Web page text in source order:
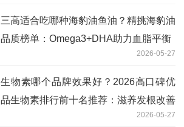
三高适合吃哪种海豹油鱼油？精挑海豹油
品质榜单：Omega3+DHA助力血脂平衡
2026-05-27
生物素哪个品牌效果好？2026高口碑优
品生物素排行前十名推荐：滋养发根改善
2026-05-27